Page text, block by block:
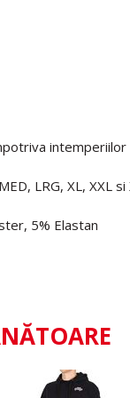
intemperiilor
LRG, XL, XXL si
5% Elastan